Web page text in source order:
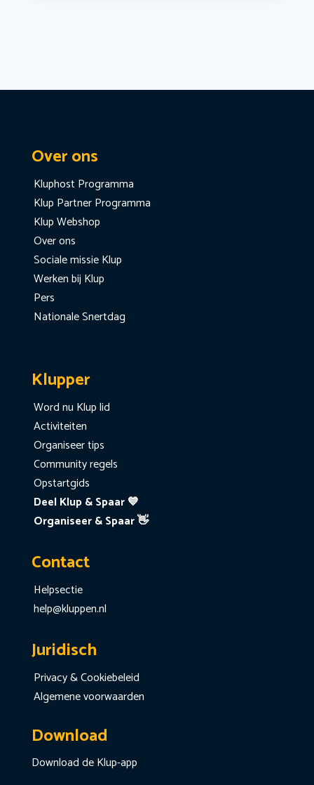
Over ons
Kluphost Programma
Klup Partner Programma
Klup Webshop
Over ons
Sociale missie Klup
Werken bij Klup
Pers
Nationale Snertdag
Klupper
Word nu Klup lid
Activiteiten
Organiseer tips
Community regels
Opstartgids
Deel Klup & Spaar 💙
Organiseer & Spaar 👋
Contact
Helpsectie
help@kluppen.nl
Juridisch
Privacy & Cookiebeleid
Algemene voorwaarden
Download
Download de Klup-app